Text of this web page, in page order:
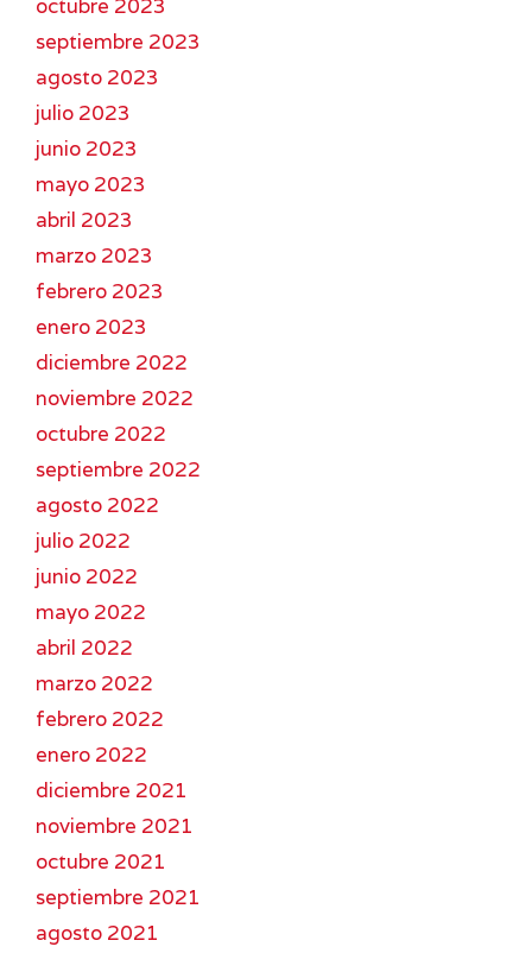
octubre 2023
septiembre 2023
agosto 2023
julio 2023
junio 2023
mayo 2023
abril 2023
marzo 2023
febrero 2023
enero 2023
diciembre 2022
noviembre 2022
octubre 2022
septiembre 2022
agosto 2022
julio 2022
junio 2022
mayo 2022
abril 2022
marzo 2022
febrero 2022
enero 2022
diciembre 2021
noviembre 2021
octubre 2021
septiembre 2021
agosto 2021